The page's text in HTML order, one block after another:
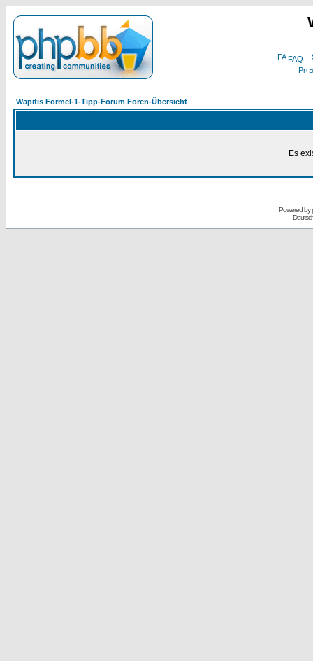
FAQ
Wapitis Formel-1-Tipp-Forum Foren-Übersicht
Es
Powered by